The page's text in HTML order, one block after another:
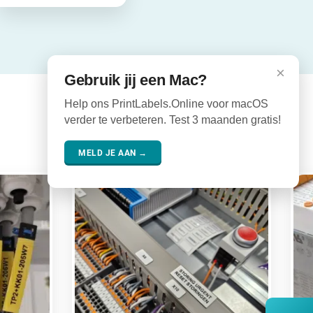
×
Gebruik jij een Mac?
Help ons PrintLabels.Online voor macOS
verder te verbeteren. Test 3 maanden gratis!
MELD JE AAN →